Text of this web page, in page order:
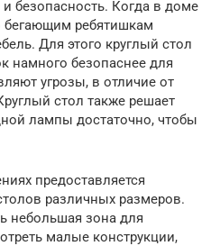
безопасность. Когда в доме
бегающим ребятишкам
Для этого круглый стол
намного безопаснее для
угрозы, в отличие от
стол также решает
лампы достаточно, чтобы
предоставляется
различных размеров.
небольшая зона для
малые конструкции,